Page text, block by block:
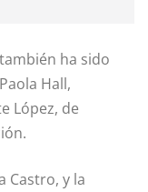
ha sido
Hall,
López, de
Castro, y la